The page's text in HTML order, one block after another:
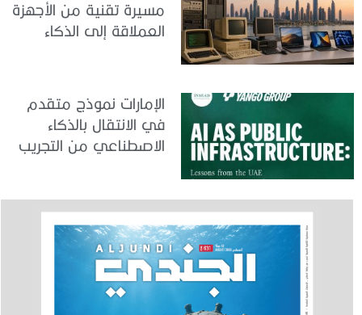
مسيرة تقنية من الأجهزة
العملاقة إلى الذكاء
الإمارات نموذج متقدم
في الانتقال بالذكاء
الاصطناعي من التجريب